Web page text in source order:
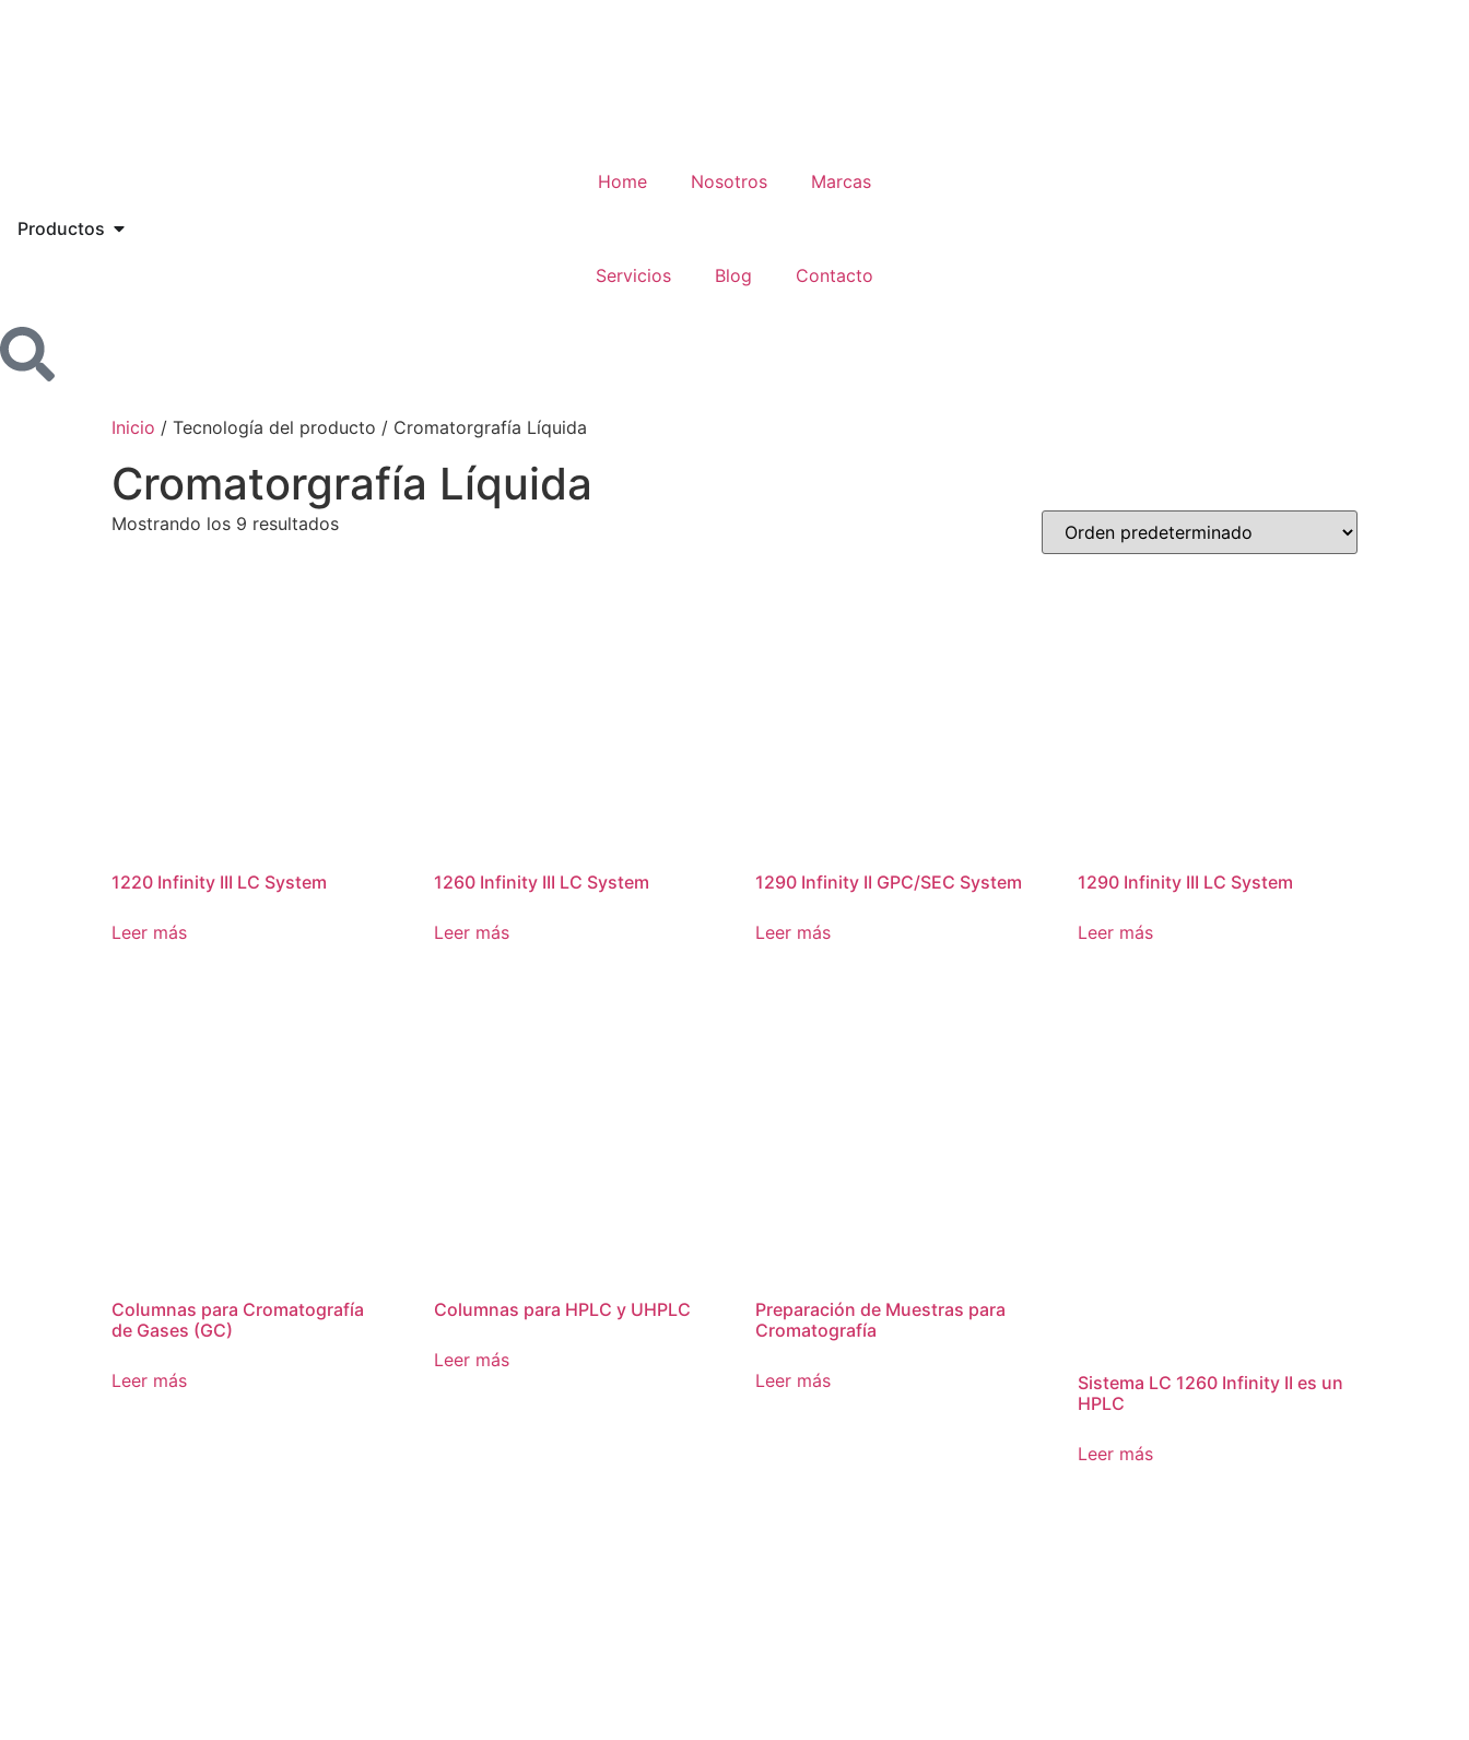
Home Nosotros Marcas
Productos
Servicios Blog Contacto
Inicio / Tecnología del producto / Cromatorgrafía Líquida
Cromatorgrafía Líquida
Mostrando los 9 resultados
1220 Infinity III LC System
Leer más
1260 Infinity III LC System
Leer más
1290 Infinity II GPC/SEC System
Leer más
1290 Infinity III LC System
Leer más
Columnas para Cromatografía
de Gases (GC)
Leer más
Columnas para HPLC y UHPLC
Leer más
Preparación de Muestras para
Cromatografía
Leer más
Sistema LC 1260 Infinity II es un
HPLC
Leer más